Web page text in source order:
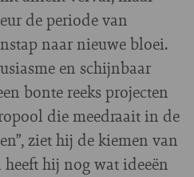
de periode van
naar nieuwe bloei.
en schijnbaar
bonte reeks projecten
die meedraait in de
ziet hij de kiemen van
heeft hij nog wat ideeën